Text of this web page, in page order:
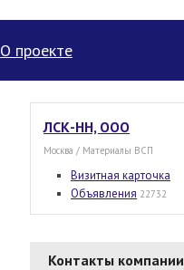
О проекте
ЛСК-НН, ООО
Москва / Материалы ВСП
Визитная карточка
Объявления 22732
Контакты компании